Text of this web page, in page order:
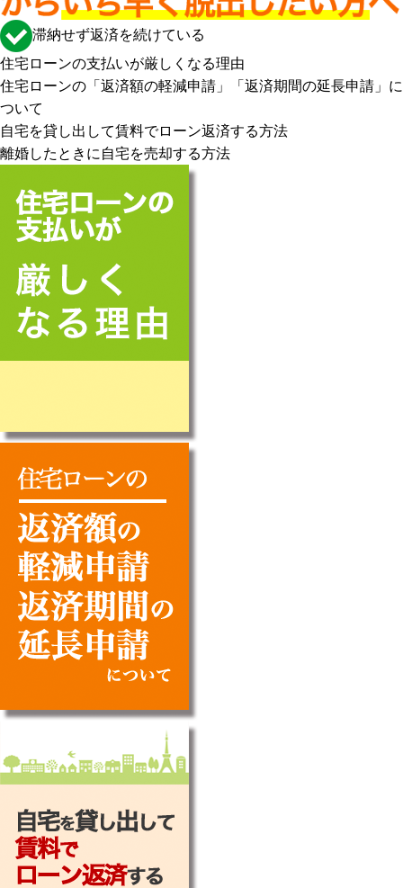
滞納せず返済を続けている
住宅ローンの支払いが厳しくなる理由
住宅ローンの「返済額の軽減申請」「返済期間の延長申請」に
ついて
自宅を貸し出して賃料でローン返済する方法
離婚したときに自宅を売却する方法